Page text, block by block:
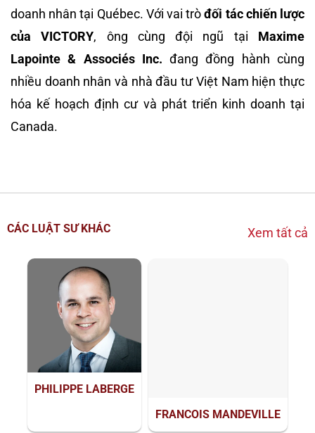
doanh nhân tại Québec. Với vai tròđối tác chiến lược
của VICTORY, ông cùng đội ngũ tại Maxime
Lapointe & Associés Inc. đang đồng hành cùng
nhiều doanh nhân và nhà đầu tư Việt Nam hiện thực
hóa kế hoạch định cư và phát triển kinh doanh tại
Canada.
CÁC LUẬT SƯ KHÁC Xem tất cả
PHILIPPE LABERGE
FRANCOIS MANDEVILLE